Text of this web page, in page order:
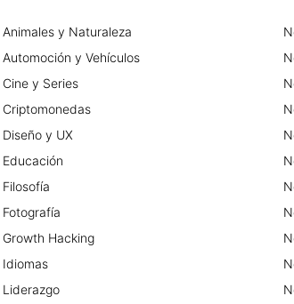
Animales y Naturaleza
Automoción y Vehículos
Cine y Series
Criptomonedas
Diseño y UX
Educación
Filosofía
Fotografía
Growth Hacking
Idiomas
Liderazgo